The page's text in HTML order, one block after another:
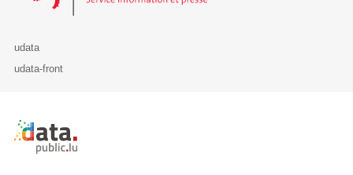
udata
udata-front
Retour à l'accueil de data.public.lu